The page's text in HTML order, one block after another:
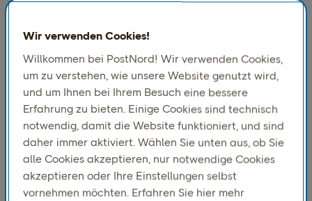
Verbrauchergewohnheiten passt
Unser Paketnetzwerk in Schweden, Norwegen,
Dänemark und Finnland unterstützt Out-of-Home-
Lieferungen über Service Points und Paketstationen
und bietet Verbraucherinnen und Verbrauchern
bequeme und flexible Abholmöglichkeiten zusätzlich
zur Hauszustellung.
Wir verwenden Cookies!
Willkommen bei PostNord! Wir verwenden Cookies,
um zu verstehen, wie unsere Website genutzt wird,
und um Ihnen bei Ihrem Besuch eine bessere
Erfahrung zu bieten. Einige Cookies sind technisch
notwendig, damit die Website funktioniert, und sind
daher immer aktiviert. Wählen Sie unten aus, ob Sie
alle Cookies akzeptieren, nur notwendige Cookies
akzeptieren oder Ihre Einstellungen selbst
vornehmen möchten. Erfahren Sie hier mehr